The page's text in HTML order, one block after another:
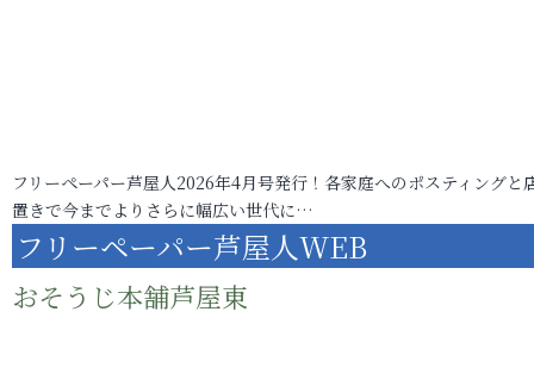
フリーペーパー芦屋人2026年4月号発行！各家庭へのポスティングと
置きで今までよりさらに幅広い世代に…
フリーペーパー芦屋人WEB
おそうじ本舗芦屋東